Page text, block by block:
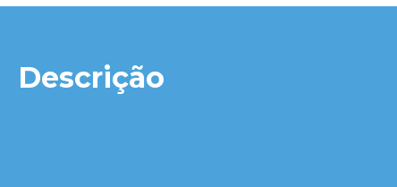
Descrição